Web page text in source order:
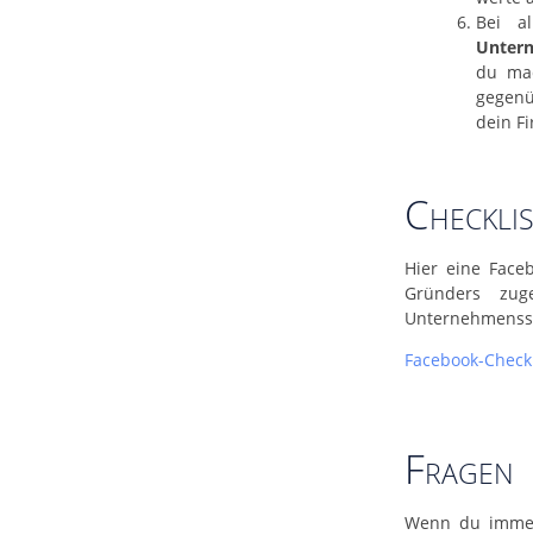
Bei
du
dein
Hier eine
Gründers
Facebook-
Fragen
Wenn du